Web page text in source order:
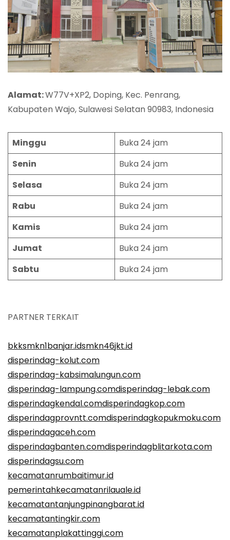
Alamat:W77V+XP2, Doping, Kec. Penrang,
Kabupaten Wajo, Sulawesi Selatan 90983, Indonesia
Minggu
Buka 24 jam
Senin
Buka 24 jam
Selasa
Buka 24 jam
Rabu
Buka 24 jam
Kamis
Buka 24 jam
Jumat
Buka 24 jam
Sabtu
Buka 24 jam
PARTNER TERKAIT
bkksmkn1banjar.idsmkn46jkt.id
disperindag-kolut.com
disperindag-kabsimalungun.com
disperindag-lampung.comdisperindag-lebak.com
disperindagkendal.comdisperindagkop.com
disperindagprovntt.comdisperindagkopukmoku.com
disperindagaceh.com
disperindagbanten.comdisperindagblitarkota.com
disperindagsu.com
kecamatanrumbaitimur.id
pemerintahkecamatanrilauale.id
kecamatantanjungpinangbarat.id
kecamatantingkir.com
kecamatanplakattinggi.com